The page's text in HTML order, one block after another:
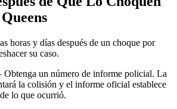
horas y días después de un choque por
su caso.
un número de informe policial. La
la colisión y el informe oficial establece
lo que ocurrió.